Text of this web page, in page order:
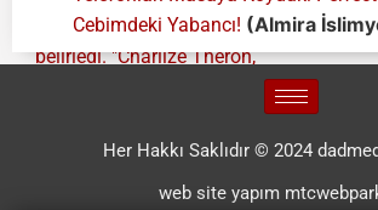
Cebimdeki Yabancı! (Almira
Her Hakkı Saklıdır © 2024
web site yapım